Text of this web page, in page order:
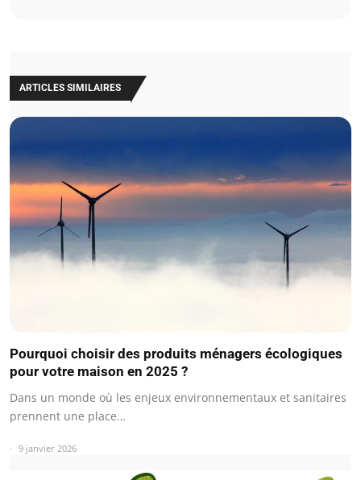
ARTICLES SIMILAIRES
Pourquoi choisir des produits ménagers écologiques
pour votre maison en 2025 ?
Dans un monde où les enjeux environnementaux et sanitaires
prennent une place…
9 janvier 2026